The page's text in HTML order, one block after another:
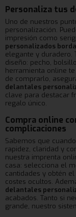
Personaliza tus
Uno de nuestros
personalización.
impresión como
personalizados
elegante y duradero.
diseño: pecho,
herramienta online
de comprarlo,
delantales
clave para destacar
regalo único.
Compra online
complicaciones
Sabemos que
rapidez, claridad y
nuestra imprenta
casa: selecciona el
cantidades y obtén
costes ocultos.
delantales
acabados. Tanto si
grande, nuestro